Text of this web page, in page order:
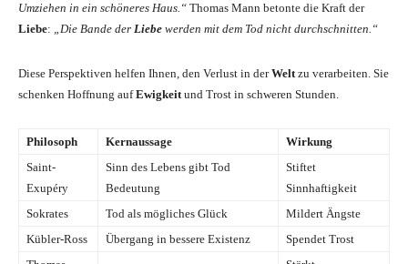
Umziehen in ein schöneres Haus.“ Thomas Mann betonte die Kraft der
Liebe: „Die Bande der Liebe werden mit dem Tod nicht durchschnitten.“
Diese Perspektiven helfen Ihnen, den Verlust in derWeltzu verarbeiten. Sie
schenken Hoffnung aufEwigkeitund Trost in schweren Stunden.
Philosoph Kernaussage
Wirkung
Saint-
Exupéry
Sinn des Lebens gibt Tod
Bedeutung
Stiftet
Sinnhaftigkeit
Sokrates
Tod als mögliches Glück
Mildert Ängste
Kübler-Ross
Übergang in bessere Existenz
Spendet Trost